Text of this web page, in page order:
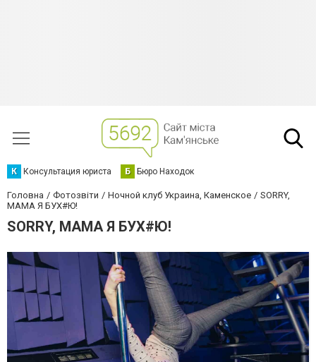
К Консультация юриста Б Бюро Находок
Головна Фотозвіти Ночной клуб Украина, Каменское
SORRY,
МАМА Я БУХ#Ю!
SORRY, МАМА Я БУХ#Ю!